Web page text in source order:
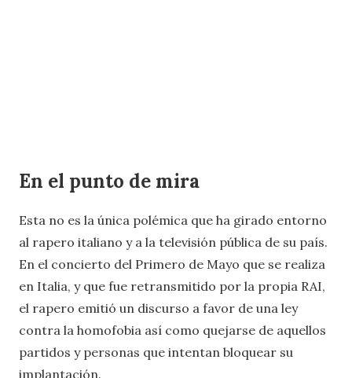
En el punto de mira
Esta no es la única polémica que ha girado entorno
al rapero italiano y a la televisión pública de su país.
En el concierto del Primero de Mayo que se realiza
en Italia, y que fue retransmitido por la propia RAI,
el rapero emitió un discurso a favor de una ley
contra la homofobia así como quejarse de aquellos
partidos y personas que intentan bloquear su
implantación.